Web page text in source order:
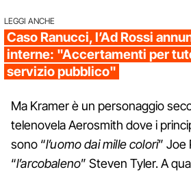
LEGGI ANCHE
Caso Ranucci, l’Ad Rossi
interne: "Accertamenti per
servizio pubblico"
Ma Kramer è un personaggio
telenovela Aerosmith dove i
sono “l’uomo dai mille colori” Joe
“l’arcobaleno” Steven Tyler. A